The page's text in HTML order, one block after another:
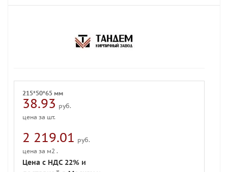
215*50*65 мм
38.93 руб.
цена за шт.
2 219.01 руб.
цена за м2 .
Цена с НДС 22% и